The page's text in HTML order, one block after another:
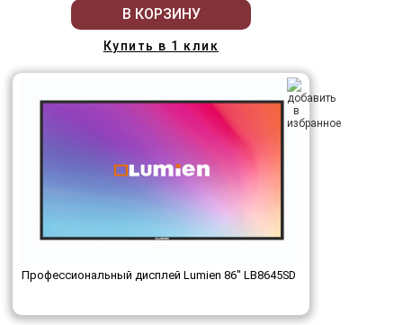
В КОРЗИНУ
Купить в 1 клик
Профессиональный дисплей Lumien 86" LB8645SD